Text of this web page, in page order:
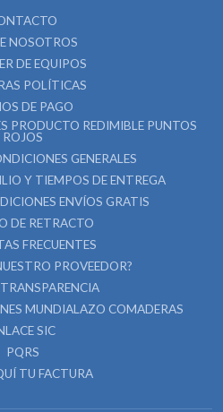
NOSOTROS
DE EQUIPOS
POLÍTICAS
DE PAGO
PRODUCTO REDIMIBLE PUNTOS
ROJOS
GENERALES
Y TIEMPOS DE ENTREGA
ENVÍOS GRATIS
DE RETRACTO
FRECUENTES
PROVEEDOR?
MUNDIALAZO COMADERAS
SIC
PQRS
TU FACTURA